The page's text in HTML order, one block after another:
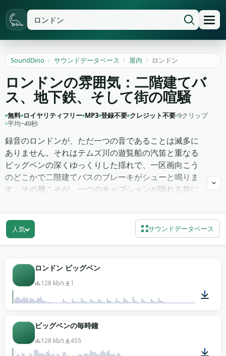
SoundDino / サウンドデータベース / 屋内 / ロンドン
ロンドンの雰囲気：二階建てバ
ス、地下鉄、そして街の喧騒
無料 ロイヤリティフリー MP3 登録不要 クレジット不要 9クリップ
平均~49秒
録音のロンドンが、ただ一つの音であることは滅多に
ありません。それはテムズ川の遊覧船の汽笛と重なる
ビッグベンの深くゆっくりした揺れで、一区画向こう
のどこかで二階建てバスのブレーキがシューと鳴りま
す。その層こそが、一つのキャプションが現れる前に
短いロンドンのアンビエンスクリップは、音楽ベッド
なしに街の署名が必要な旅行カット、vlogのイント
ロ、ストックフッテージの編集向けに集めました。
街の喧騒の薄い洗いが手に入ります。一打でビッグベ
ンを置けば、視聴者はナレーションの前にロンドンだ
と知ります。無料でダウンロード、登録もライセンス
の追跡もありません。MP3で即使えます。
人気 サウンドデータベース
ロンドン ビッグベン
128 kb/s 1
ビッグベンの毎時鐘
128 kb/s 455